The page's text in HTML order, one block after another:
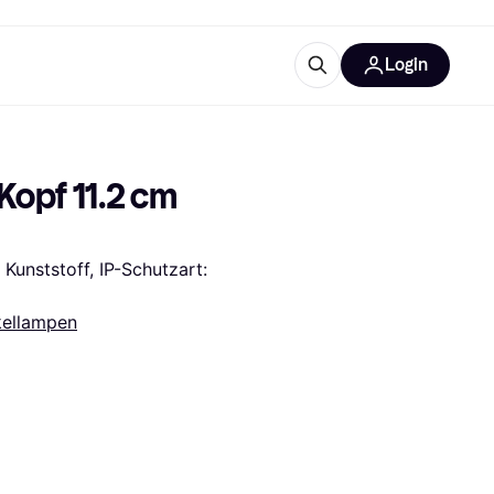
Login
11.2 cm
IP-Schutzart: